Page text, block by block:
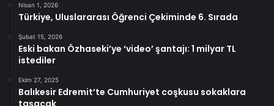
Nisan 1, 2026
Türkiye, Uluslararası Öğrenci Çekiminde 6. Sırada
Şubat 15, 2026
Eski bakan Özhaseki’ye ‘video’ şantajı: 1 milyar TL
istediler
Ekim 27, 2025
Balıkesir Edremit’te Cumhuriyet coşkusu sokaklara
taşacak